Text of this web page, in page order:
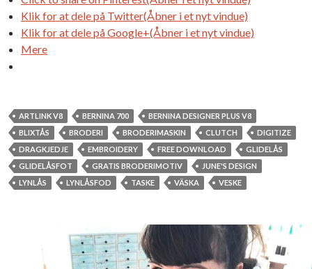
Klik for at dele på Twitter(Åbner i et nyt vindue)
Klik for at dele på Google+(Åbner i et nyt vindue)
Mere
ARTLINK V8 BERNINA 700
BERNINA DESIGNER PLUS V8
BLIXTÅS
BRODERI BRODERIMASKIN CLUTCH
DIGITIZE
DRAGKJEDJE
EMBROIDERY FREE DOWNLOAD
GLIDELÅS
GLIDELÅSFOT
GRATIS BRODERIMOTIV
JUNE'S DESIGN
LYNLÅS
LYNLÅSFOD TASKE VÄSKA VESKE